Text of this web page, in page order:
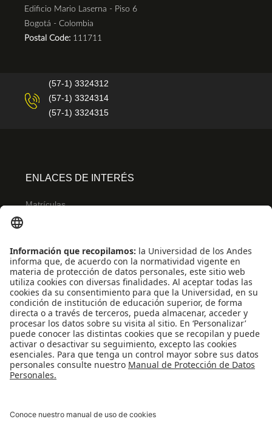
Edificio Mario Laserna - Piso 6
Bogotá - Colombia
Postal Code: 111711
(57-1) 3324312
(57-1) 3324314
(57-1) 3324315
ENLACES DE INTERÉS
Matrículas
Biblioteca
Eventos
Educación continua
SCOPUS
Decanatura de Estudiantes
WEB OF SCIENCE